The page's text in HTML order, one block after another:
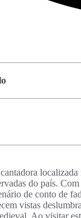
do país.
de conto de
vistas